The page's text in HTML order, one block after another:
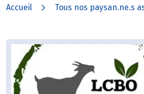
Accueil Tous nos paysan.ne.s